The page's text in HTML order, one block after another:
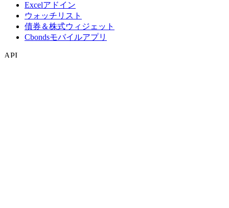
Excelアドイン
ウォッチリスト
債券＆株式ウィジェット
Cbondsモバイルアプリ
API